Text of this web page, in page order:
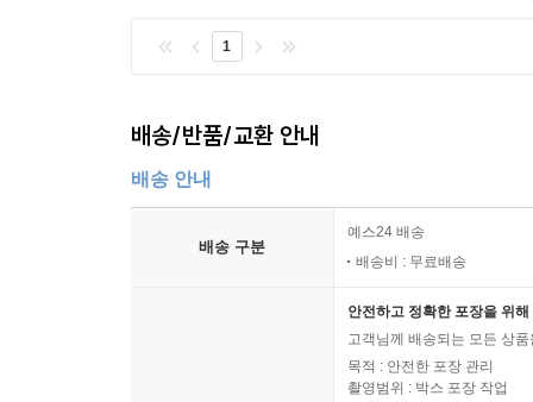
1
배송/반품/교환 안내
배송 안내
배송 구분
예스24 배송
배송비 : 무료배송
안전하고 정확한 포장을 위
고객님께 배송되는 모든 상
목적 : 안전한 포장 관리
촬영범위 : 박스 포장 작업